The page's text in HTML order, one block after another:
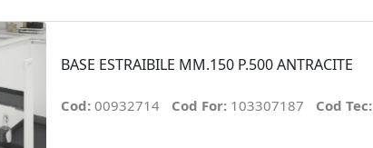
BASE ESTRAIBILE MM.150 P.500 ANTRACITE
Cod: 00932714 Cod For: 103307187 Cod Tec: